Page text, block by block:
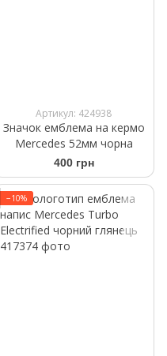
Артикул: 424938
Значок емблема на кермо
Mercedes 52мм чорна
400 грн
−10%